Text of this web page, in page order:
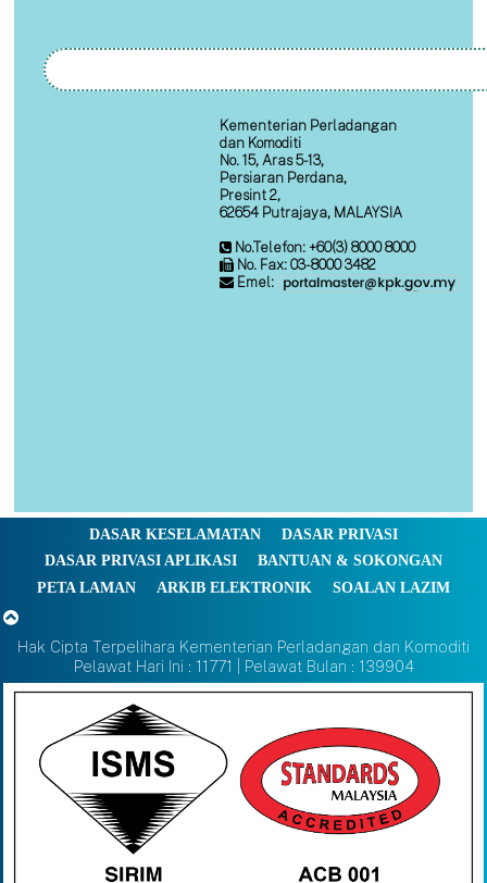
Kementerian Perladangan
dan Komoditi
No. 15, Aras 5-13,
Persiaran Perdana,
Presint 2,
62654 Putrajaya, MALAYSIA
No.Telefon: +60(3) 8000 8000
No. Fax: 03-8000 3482
Emel:
DASAR KESELAMATAN
DASAR PRIVASI
DASAR PRIVASI APLIKASI
BANTUAN & SOKONGAN
PETA LAMAN
ARKIB ELEKTRONIK SOALAN LAZIM
Hak Cipta Terpelihara Kementerian Perladangan dan Komoditi
Pelawat Hari Ini : 11771 | Pelawat Bulan : 139904